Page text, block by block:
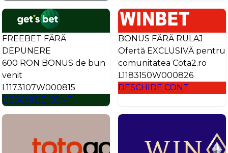
FREEBET FĂRĂ
DEPUNERE
600 RON BONUS de bun
venit
L1173107W000815
DESCHIDE CONT
BONUS FĂRĂ RULAJ
Ofertă EXCLUSIVĂ pentru
comunitatea Cota2.ro
L1183150W000826
DESCHIDE CONT